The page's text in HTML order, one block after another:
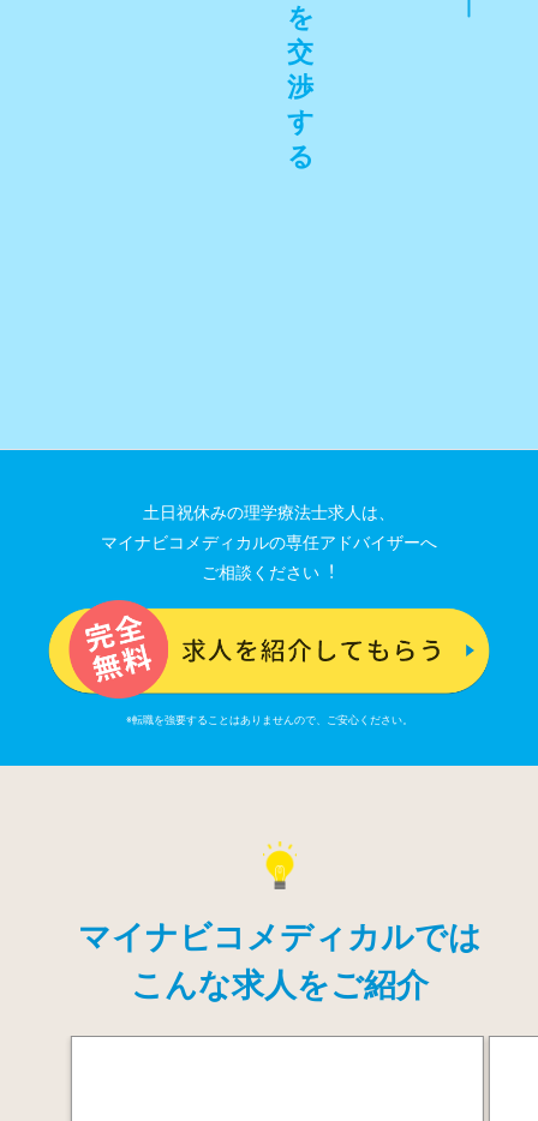
を
交
渉
す
る
⼟⽇祝休みの理学療法⼠求⼈は、
マイナビコメディカルの専任アドバイザーへ
ご相談ください︕
※転職を強要することはありませんので、ご安⼼ください。
マイナビコメディカルでは
こんな求人をご紹介